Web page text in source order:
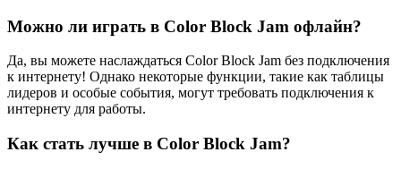
Можно ли играть в Color Block Jam офлайн?
Да, вы можете наслаждаться Color Block Jam без подключения
к интернету! Однако некоторые функции, такие как таблицы
лидеров и особые события, могут требовать подключения к
интернету для работы.
Как стать лучше в Color Block Jam?